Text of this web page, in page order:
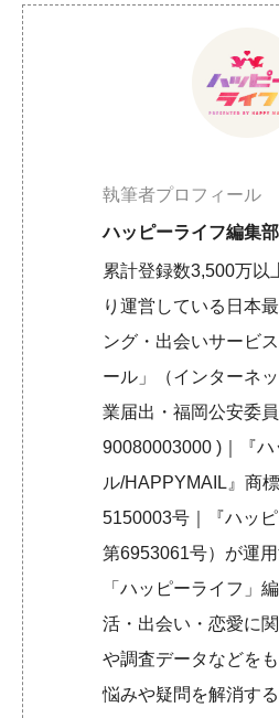
執筆者プロフィール
ハッピーライフ編集部
累計登録数3,500万以
り運営している日本
ング・出会いサービ
ール」（インターネ
業届出・福岡公安委
90080003000 )｜『ハ
ル/HAPPYMAIL』商
5150003号｜『ハッ
第6953061号）が運
「ハッピーライフ」
活・出会い・恋愛に
や調査データなどを
悩みや疑問を解消す